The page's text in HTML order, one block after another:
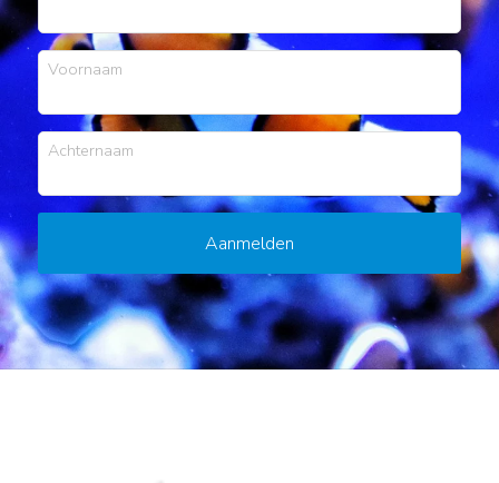
Voornaam
Achternaam